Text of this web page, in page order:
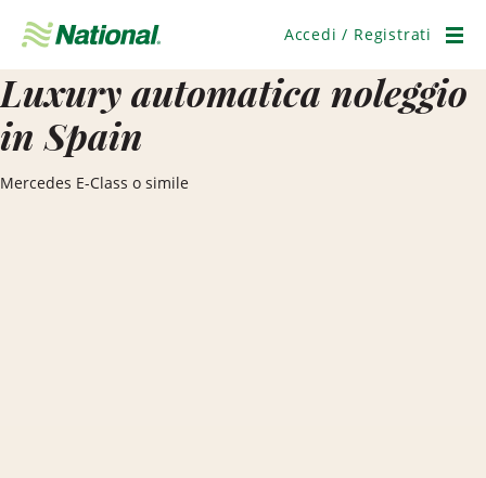
navigazione
Accedi / Registrati
Luxury automatica noleggio
in Spain
Mercedes E-Class o simile